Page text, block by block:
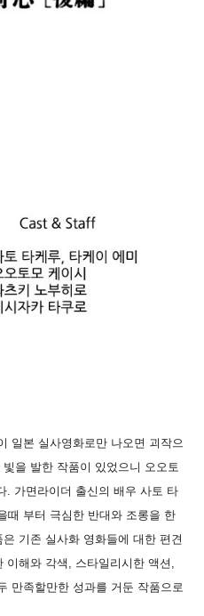
일본 실사영화로만 나오면 괴작으
을 발한 작품이 있었으니 오오토
. 가면라이더 출신의 배우 사토 타
때 부터 극심한 반대와 조롱을 한
기존 실사화 영화들에 대한 편견
해와 각색, 스타일리시한 액션,
만족할만한 성과를 거둔 작품으로